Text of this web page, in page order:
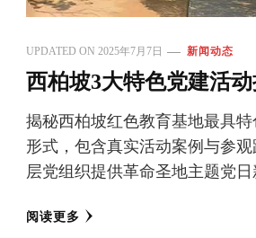
UPDATED ON 2025年7月7日 新闻动态
西柏坡3大特色党建活
揭秘西柏坡红色教育基地最具
形式，包含真实活动案例与参
层党组织提供革命圣地主题党日
阅读更多